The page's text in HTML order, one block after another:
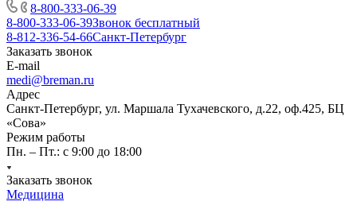
8-800-333-06-39
8-800-333-06-39Звонок бесплатный
8-812-336-54-66Санкт-Петербург
Заказать звонок
E-mail
medi@breman.ru
Адрес
Санкт-Петербург, ул. Маршала Тухачевского, д.22, оф.425, БЦ
«Сова»
Режим работы
Пн. – Пт.: с 9:00 до 18:00
Заказать звонок
Медицина